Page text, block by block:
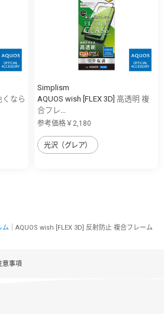
くなら
Simplism
AQUOS wish [FLEX 3D] 高透明 複
合フレ...
参考価格￥2,180
光沢（グレア）
ム ｜AQUOS wish [FLEX 3D] 反射防止 複合フレーム
意事項